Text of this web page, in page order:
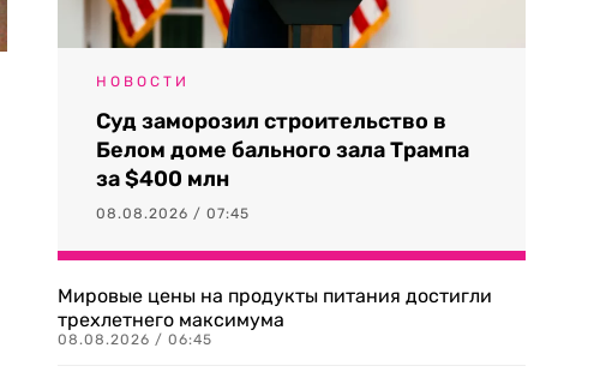
НОВОСТИ
Суд заморозил строительство в
Белом доме бального зала Трампа
за $400 млн
08.08.2026 / 07:45
Мировые цены на продукты питания достигли
трехлетнего максимума
08.08.2026 / 06:45